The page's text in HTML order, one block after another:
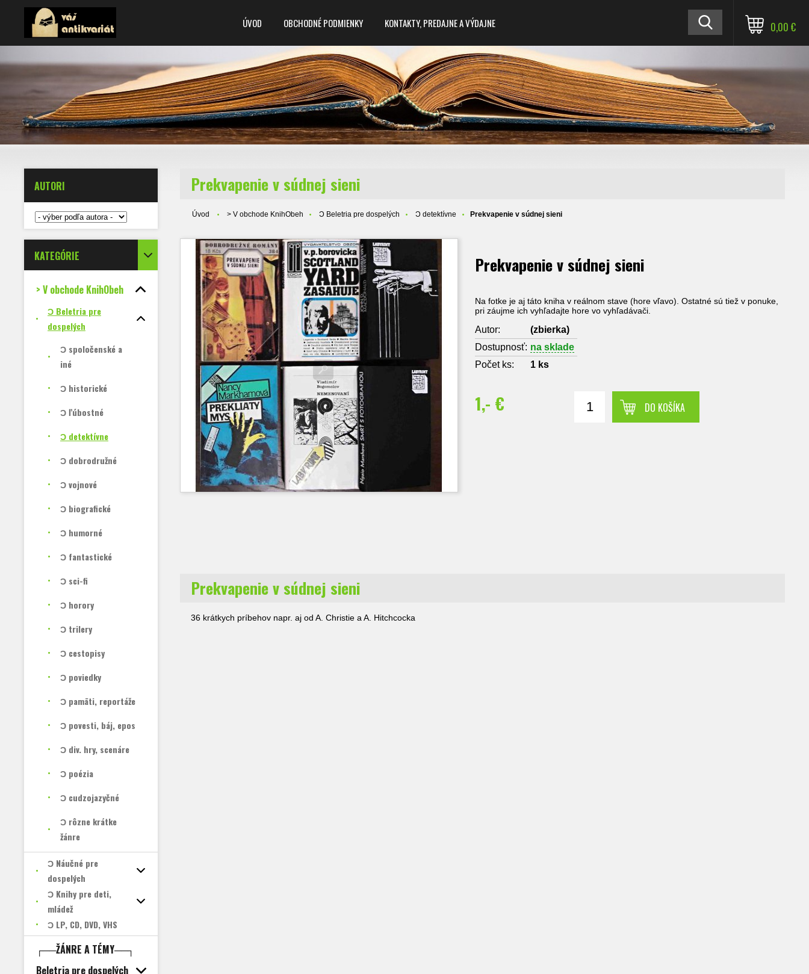
ÚVOD OBCHODNÉ PODMIENKY KONTAKTY, PREDAJNE A VÝDAJNE 0,00 €
AUTORI
KATEGÓRIE
> V obchode KnihObeh
Ɔ Beletria pre
dospelých
Ɔ spoločenské a
iné
Ɔ historické
Ɔ ľúbostné
Ɔ detektívne
Ɔ dobrodružné
Ɔ vojnové
Ɔ biografické
Ɔ humorné
Ɔ fantastické
Ɔ sci-fi
Ɔ horory
Ɔ trilery
Ɔ cestopisy
Ɔ poviedky
Ɔ pamäti, reportáže
Ɔ povesti, báj, epos
Ɔ div. hry, scenáre
Ɔ poézia
Ɔ cudzojazyčné
Ɔ rôzne krátke
žánre
Ɔ Náučné pre
dospelých
Ɔ Knihy pre deti,
mládež
Ɔ LP, CD, DVD, VHS
┌──ŽÁNRE A TÉMY──┐
Beletria pre dospelých
Prekvapenie v súdnej sieni
Úvod > V obchode KnihObeh Ɔ Beletria pre dospelých Ɔ detektívne Prekvapenie v súdnej sieni
Prekvapenie v súdnej sieni
Na fotke je aj táto kniha v reálnom stave (hore vľavo). Ostatné sú tiež v ponuke,
pri záujme ich vyhľadajte hore vo vyhľadávači.
Autor:
(zbierka)
Dostupnosť: na sklade
Počet ks:
1 ks
1,- € DO KOŠÍKA
Prekvapenie v súdnej sieni
36 krátkych príbehov napr. aj od A. Christie a A. Hitchcocka